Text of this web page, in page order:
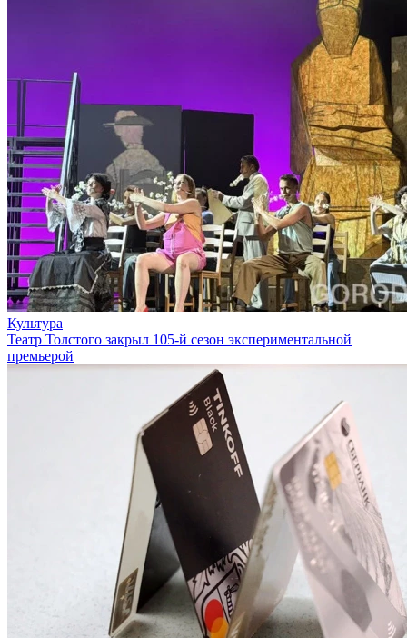
Культура
Театр Толстого закрыл 105-й сезон экспериментальной
премьерой